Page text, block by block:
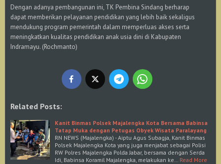
Dengan adanya pembangunan ini, TK Pembina Sindang berharap
dapat memberikan pelayanan pendidikan yang lebih baik sekaligus
mendukung program pemerintah dalam memperluas akses serta
meningkatkan kualitas pendidikan anak usia dini di Kabupaten
Indramayu. (Rochmanto)
Related Posts:
Kanit Binmas Polsek Majalengka Kota Bersama Babinsa
Tatap Muka dengan Petugas Obyek Wisata Paralayang
RN NEWS (Majalengka) - Aiptu Agus Subagja, Kanit Binmas
Polsek Majalengka Kota yang juga menjabat sebagai Polisi
RW Polres Majalengka Polda Jabar, bersama dengan Serda
Idi, Babinsa Koramil Majalengka, melakukan ke… Read More